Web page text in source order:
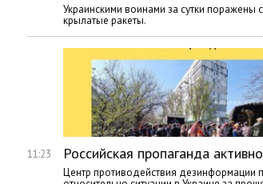
Украинскими воинами за сутки поражены
крылатые ракеты.
11:23 Российская пропаганда
Центр противодействия дезинформации